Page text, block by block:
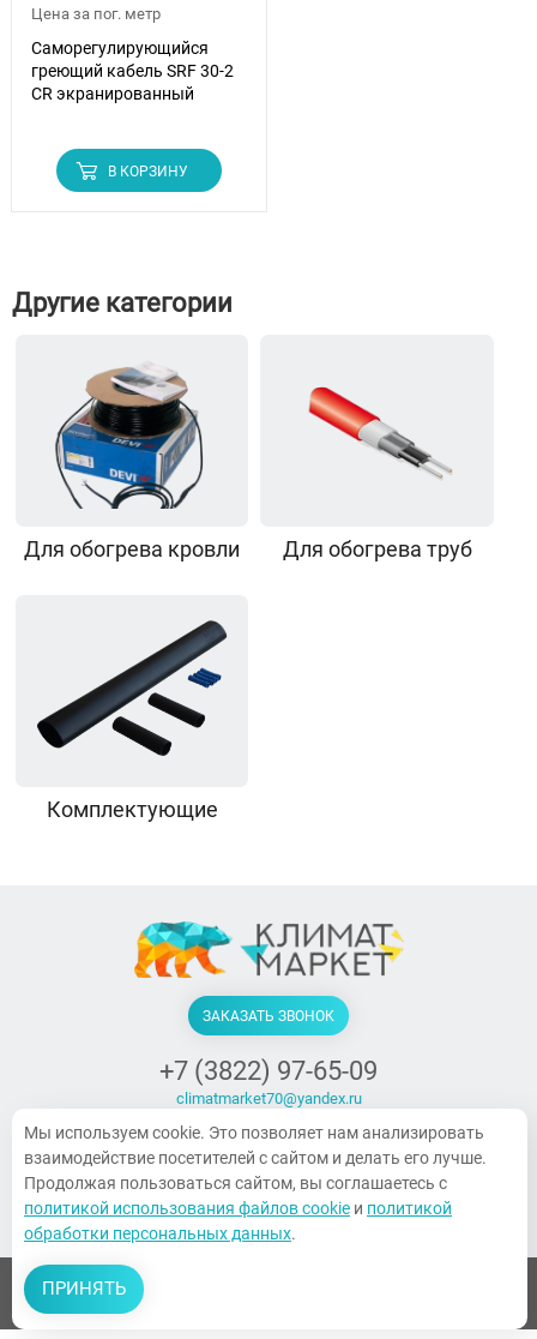
Цена за пог. метр
Саморегулирующийся
греющий кабель SRF 30-2
CR экранированный
В КОРЗИНУ
Другие категории
Для обогрева кровли Для обогрева труб
Комплектующие
ЗАКАЗАТЬ ЗВОНОК
+7 (3822) 97-65-09
climatmarket70@yandex.ru
г. Томск, Украинская, 15
ПН-ПТ. 9:00-18:00, СБ 10:00-14:00,
Воскресенье — выходной
Мы используем cookie. Это позволяет нам анализировать
взаимодействие посетителей с сайтом и делать его лучше.
Продолжая пользоваться сайтом, вы соглашаетесь с
политикой использования файлов cookie и политикой
обработки персональных данных.
ПРИНЯТЬ